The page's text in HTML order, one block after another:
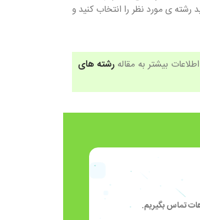
ی مورد نظر را انتخاب کنید و
بیشتر به مقاله رشته های